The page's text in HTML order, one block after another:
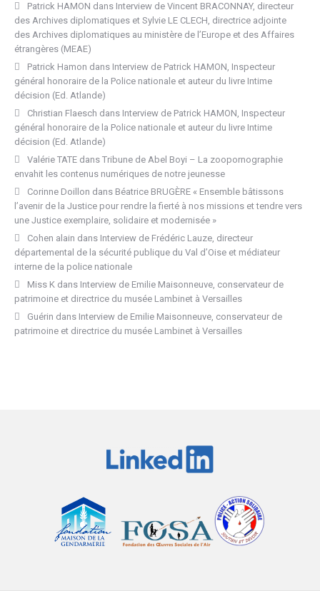
Patrick HAMON dans Interview de Vincent BRACONNAY, directeur
des Archives diplomatiques et Sylvie LE CLECH, directrice adjointe
des Archives diplomatiques au ministère de l’Europe et des Affaires
étrangères (MEAE)
Patrick Hamon dans Interview de Patrick HAMON, Inspecteur
général honoraire de la Police nationale et auteur du livre Intime
décision (Ed. Atlande)
Christian Flaesch dans Interview de Patrick HAMON, Inspecteur
général honoraire de la Police nationale et auteur du livre Intime
décision (Ed. Atlande)
Valérie TATE dans Tribune de Abel Boyi – La zoopornographie
envahit les contenus numériques de notre jeunesse
Corinne Doillon dans Béatrice BRUGÈRE « Ensemble bâtissons
l’avenir de la Justice pour rendre la fierté à nos missions et tendre vers
une Justice exemplaire, solidaire et modernisée »
Cohen alain dans Interview de Frédéric Lauze, directeur
départemental de la sécurité publique du Val d’Oise et médiateur
interne de la police nationale
Miss K dans Interview de Emilie Maisonneuve, conservateur de
patrimoine et directrice du musée Lambinet à Versailles
Guérin dans Interview de Emilie Maisonneuve, conservateur de
patrimoine et directrice du musée Lambinet à Versailles